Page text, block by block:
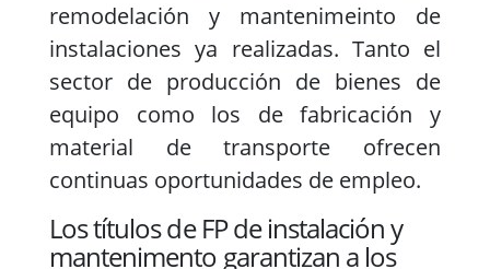
remodelación y mantenimeinto de
instalaciones ya realizadas. Tanto el
sector de producción de bienes de
equipo como los de fabricación y
material de transporte ofrecen
continuas oportunidades de empleo.
Los títulos de FP de instalación y
mantenimento garantizan a los